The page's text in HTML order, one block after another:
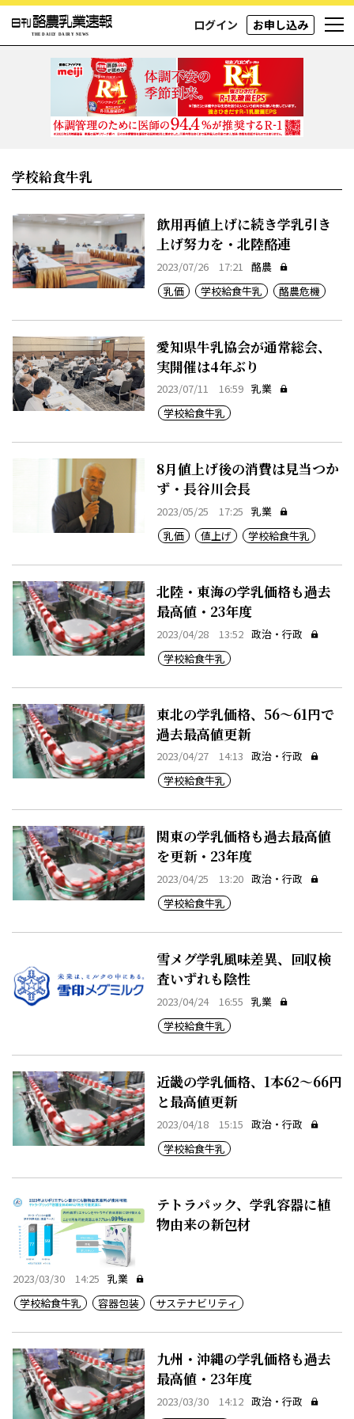
ログイン お申し込み
学校給食牛乳
飲用再値上げに続き学乳引き
上げ努力を・北陸酪連
2023/07/26 17:21
酪農
乳価
学校給食牛乳 酪農危機
愛知県牛乳協会が通常総会、
実開催は4年ぶり
2023/07/11 16:59 乳業
学校給食牛乳
8月値上げ後の消費は見当つか
ず・長谷川会長
2023/05/25 17:25 乳業
乳価
値上げ 学校給食牛乳
北陸・東海の学乳価格も過去
最高値・23年度
2023/04/28 13:52 政治・行政
学校給食牛乳
東北の学乳価格、56～61円で
過去最高値更新
2023/04/27 14:13 政治・行政
学校給食牛乳
関東の学乳価格も過去最高値
を更新・23年度
2023/04/25 13:20 政治・行政
学校給食牛乳
雪メグ学乳風味差異、回収検
査いずれも陰性
2023/04/24 16:55 乳業
学校給食牛乳
近畿の学乳価格、1本62～66円
と最高値更新
2023/04/18 15:15 政治・行政
学校給食牛乳
テトラパック、学乳容器に植
物由来の新包材
2023/03/30 14:25 乳業
学校給食牛乳
容器包装 サステナビリティ
九州・沖縄の学乳価格も過去
最高値・23年度
2023/03/30 14:12 政治・行政